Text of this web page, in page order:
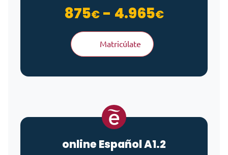
875€ - 4.965€Rango
Matricúlate
online Español A1.2